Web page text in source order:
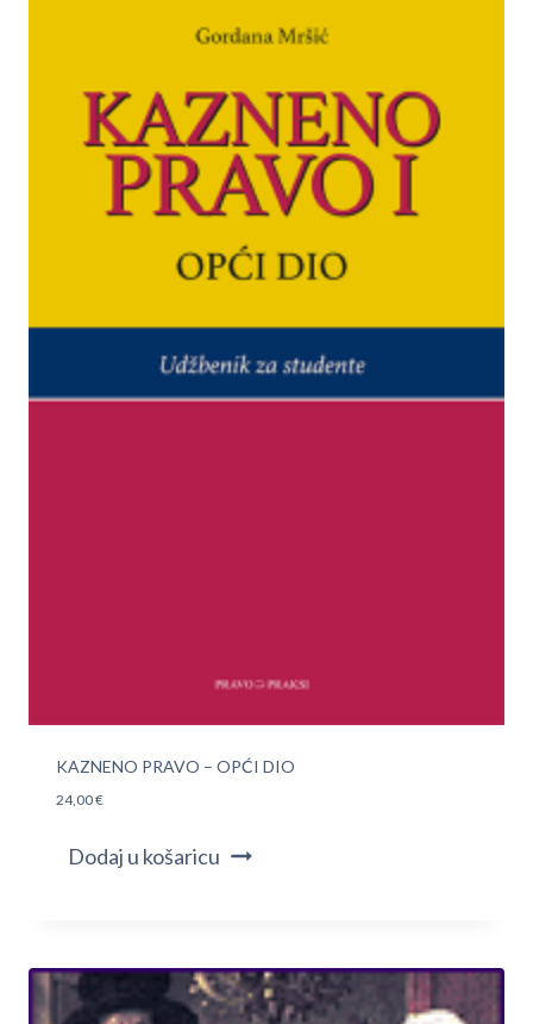
KAZNENO PRAVO – OPĆI DIO
24,00€
Dodaj u košaricu